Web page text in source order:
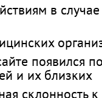
в
появился
и их близких
склонность